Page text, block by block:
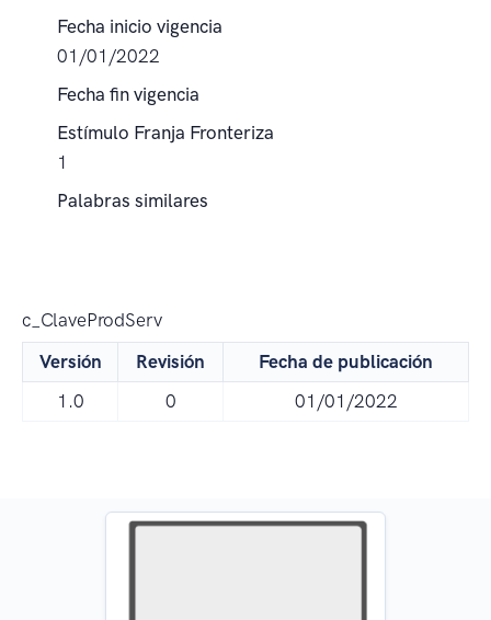
Fecha inicio vigencia
01/01/2022
Fecha fin vigencia
Estímulo Franja Fronteriza
1
Palabras similares
c_ClaveProdServ
Versión
Revisión
Fecha de publicación
1.0
0 01/01/2022